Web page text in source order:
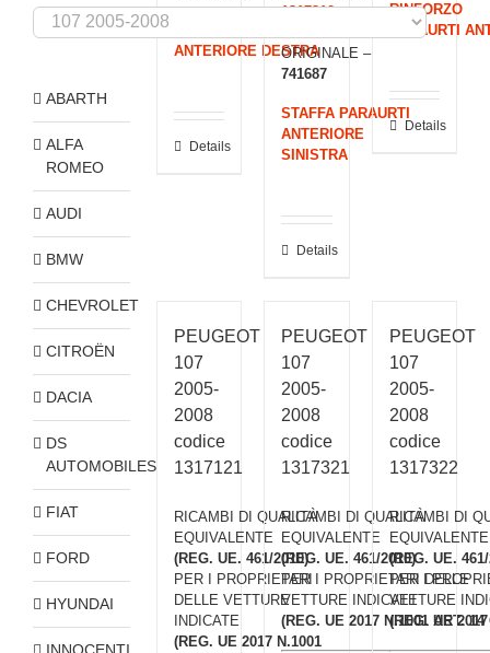
ANTERIORE DESTRA
Details
1317312
ORIGINALE –
741687
STAFFA PARAURTI
ANTERIORE
SINISTRA
Details
RINFORZO
PARAURTI
Details
PEUGEOT
107
2005-
2008
codice
1317121
RICAMBI DI QUALITÀ
EQUIVALENTE
(REG. UE. 461/2010)
PER I PROPRIETARI
DELLE VETTURE
INDICATE
(REG. UE 2017 N.1001
PEUGEOT
107
2005-
2008
codice
1317321
RICAMBI DI QUALITÀ
EQUIVALENTE
(REG. UE. 461/2010)
PER I PROPRIETARI DELLE
VETTURE INDICATE
(REG. UE 2017 N.1001 ART. 14
PEUGEOT
107
2005-
2008
codice
1317322
RICAMBI DI
EQUIVALENTE
(REG. UE.
PER I
VETTURE
(REG. UE
ABARTH
ALFA
ROMEO
AUDI
BMW
CHEVROLET
CITROËN
DACIA
DS
AUTOMOBILES
FIAT
FORD
HYUNDAI
INNOCENTI